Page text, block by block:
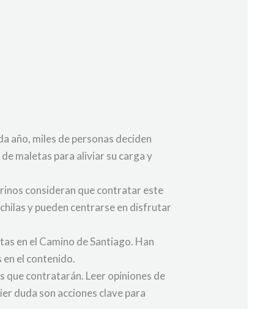
año, miles de personas deciden
maletas para aliviar su carga y
consideran que contratar este
y pueden centrarse en disfrutar
en el Camino de Santiago. Han
el contenido.
que contratarán. Leer opiniones de
duda son acciones clave para